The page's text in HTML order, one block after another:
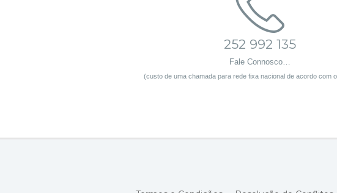
252 992 135
Fale Connosco…
(custo de uma chamada para rede fixa nacional de acordo com